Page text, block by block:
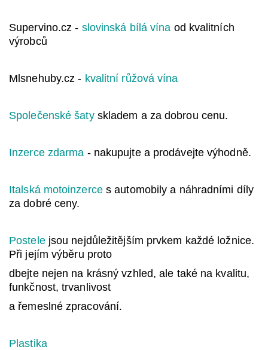
Supervino.cz - slovinská bílá vína od kvalitních
výrobců
Mlsnehuby.cz - kvalitní růžová vína
Společenské šatyskladem a za dobrou cenu.
Inzerce zdarma - nakupujte a prodávejte výhodně.
Italská motoinzerces automobily a náhradními díly
za dobré ceny.
Postelejsou nejdůležitějším prvkem každé ložnice.
Při jejím výběru proto
dbejte nejen na krásný vzhled, ale také na kvalitu,
funkčnost, trvanlivost
a řemeslné zpracování.
Plastika